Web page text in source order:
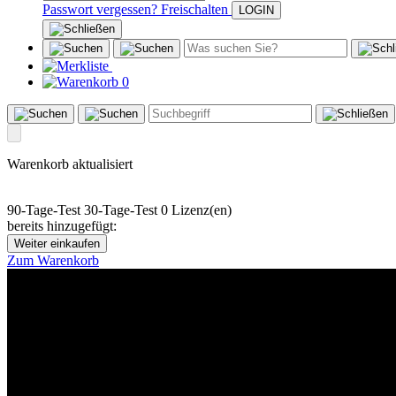
Passwort vergessen? Freischalten
0
Warenkorb aktualisiert
90-Tage-Test 30-Tage-Test 0 Lizenz(en)
bereits hinzugefügt:
Weiter einkaufen
Zum Warenkorb